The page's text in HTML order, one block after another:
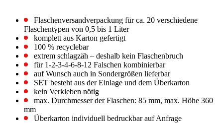
Flaschenversandverpackung für ca. 20 verschiedene
Flaschentypen von 0,5 bis 1 Liter
komplett aus Karton gefertigt
100 % recyclebar
extrem schlagzäh – deshalb kein Flaschenbruch
für 1-2-3-4-6-8-12 Falschen kombinierbar
auf Wunsch auch in Sondergrößen lieferbar
SET besteht aus der Einlage und dem Überkarton
kein Verkleben nötig
max. Durchmesser der Flaschen: 85 mm, max. Höhe 360
mm
Überkarton individuell bedruckbar auf Anfrage